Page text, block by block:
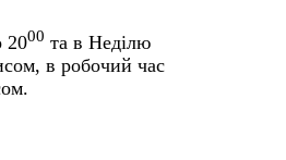
2000 та в Неділю
в робочий час